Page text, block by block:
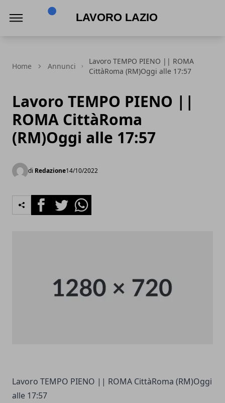
Home Annunci
Lavoro TEMPO PIENO || ROMA
CittàRoma (RM)Oggi alle 17:57
Lavoro TEMPO PIENO ||
ROMA CittàRoma
(RM)Oggi alle 17:57
di Redazione14/10/2022
FacebookTwitterWhatsapp
Lavoro TEMPO PIENO || ROMA CittàRoma (RM)Oggi
alle 17:57